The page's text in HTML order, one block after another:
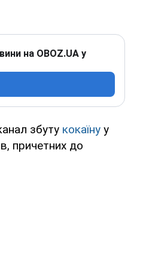
на OBOZ.UA у
збуту кокаїну у
причетних до